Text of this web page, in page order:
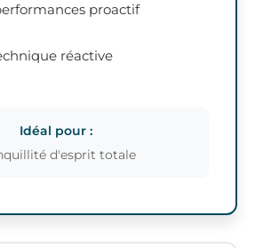
proactif
réactive
Idéal pour :
d'esprit totale